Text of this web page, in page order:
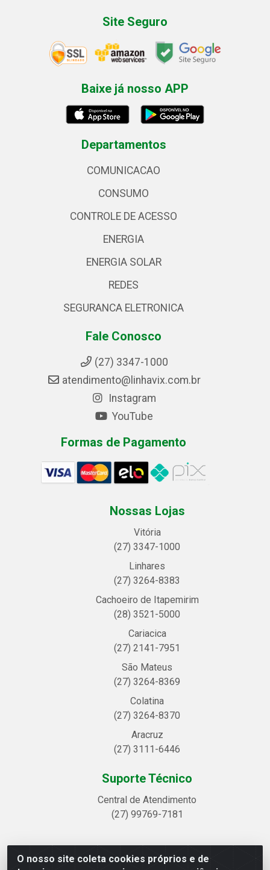
O nosso site coleta cookies próprios e de
Site Seguro
Baixe já nosso APP
Departamentos
COMUNICACAO
CONSUMO
CONTROLE DE ACESSO
ENERGIA
ENERGIA SOLAR
REDES
SEGURANCA ELETRONICA
Fale Conosco
(27) 3347-1000
atendimento@linhavix.com.br
Instagram
YouTube
Formas de Pagamento
Nossas Lojas
Vitória
(27) 3347-1000
Linhares
(27) 3264-8383
Cachoeiro de Itapemirim
(28) 3521-5000
Cariacica
(27) 2141-7951
São Mateus
(27) 3264-8369
Colatina
(27) 3264-8370
Aracruz
(27) 3111-6446
Suporte Técnico
Central de Atendimento
(27) 99769-7181
Linhavix Distribuidora LTDA - Avenida Alegre, 2521 -